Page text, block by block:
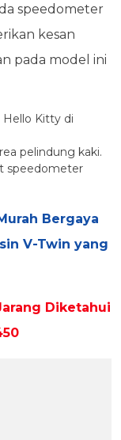
speedometer
kesan
pada model ini
Kitty di
pelindung kaki.
speedometer
Bergaya
V-Twin yang
Diketahui